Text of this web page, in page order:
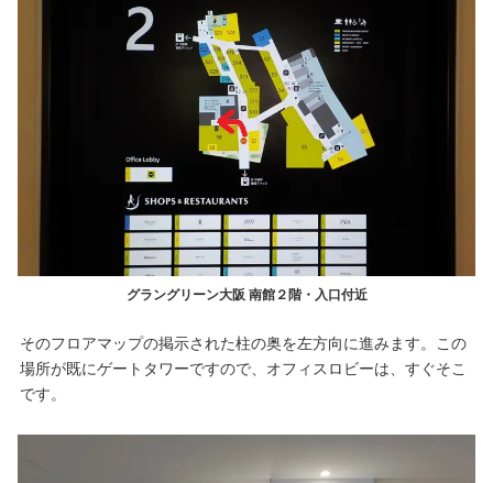
グラングリーン大阪 南館２階・入口付近
そのフロアマップの掲示された柱の奥を左方向に進みます。この
場所が既にゲートタワーですので、オフィスロビーは、すぐそこ
です。